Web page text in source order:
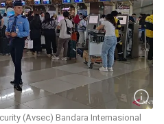
(Avsec) Bandara Internasional